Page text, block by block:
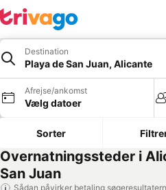
Destination
Playa de San Juan, Alicante
Afrejse/ankomst
Vælg datoer
Sorter
Overnatningssteder i
San Juan
Sådan påvirker betaling